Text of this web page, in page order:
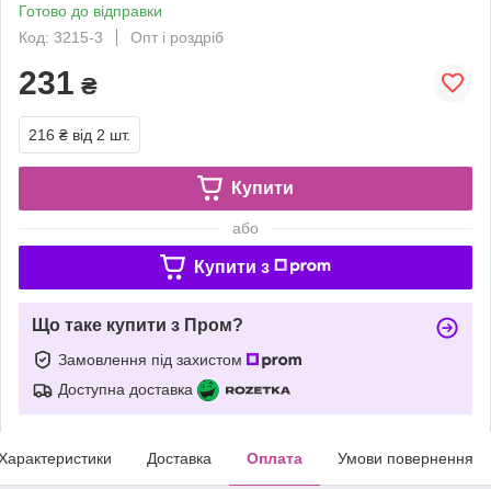
Готово до відправки
Код: 3215-3
Опт і роздріб
231 ₴
216 ₴ від 2 шт.
Купити
або
Купити з
Що таке купити з Пром?
Замовлення під захистом
Доступна доставка
Доставка Оплата Умови повернення